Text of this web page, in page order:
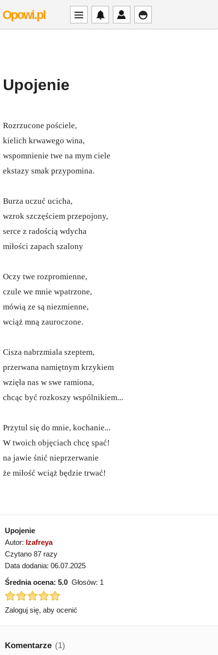
Opowi.pl
Upojenie
Rozrzucone pościele,
kielich krwawego wina,
wspomnienie twe na mym ciele
ekstazy smak przypomina.
Burza uczuć ucicha,
wzrok szczęściem przepojony,
serce z radością wdycha
miłości zapach szalony
Oczy twe rozpromienne,
czule we mnie wpatrzone,
mówią ze są niezmienne,
wciąż mną zauroczone.
Cisza nabrzmiala szeptem,
przerwana namiętnym krzykiem
wzięła nas w swe ramiona,
chcąc być rozkoszy wspólnikiem...
Przytul się do mnie, kochanie...
W twoich objęciach chcę spać!
na jawie śnić nieprzerwanie
że miłość wciąż będzie trwać!
Upojenie
Autor: Izafreya
Czytano 87 razy
Data dodania: 06.07.2025
Średnia ocena: 5.0 Głosów: 1
Zaloguj się, aby ocenić
Komentarze (1)